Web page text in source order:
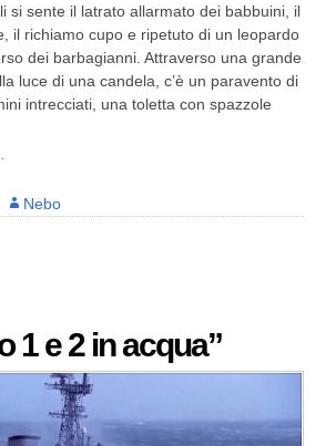
si sente il latrato allarmato dei babbuini, il
il richiamo cupo e ripetuto di un leopardo
dei barbagianni. Attraverso una grande
luce di una candela, c’è un paravento di
intrecciati, una toletta con spazzole
Nebo
1 e 2 in acqua”